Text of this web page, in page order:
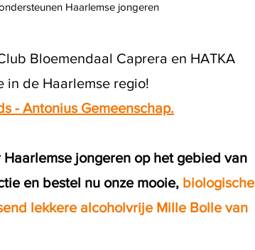
Haarlemse jongeren
Bloemendaal Caprera en HATKA
in de Haarlemse regio!
- Antonius Gemeenschap.
jongeren op het gebied van
en bestel nu onze mooie, biologische
lekkere alcoholvrije Mille Bolle van